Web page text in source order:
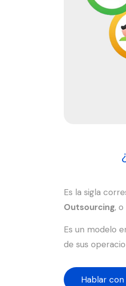
Es la sigla
Outsourcing,
Es un modelo
de sus
Hablar